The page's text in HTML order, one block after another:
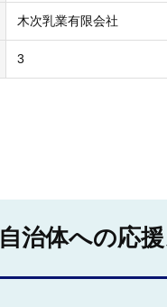
木次乳業有限会社
3
自治体への応